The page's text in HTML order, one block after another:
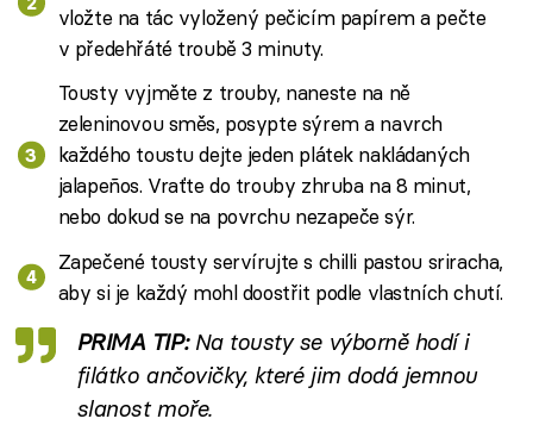
vložte na tác vyložený pečicím papírem a pečte
v předehřáté troubě 3 minuty.
Tousty vyjměte z trouby, naneste na ně
zeleninovou směs, posypte sýrem a navrch
každého toustu dejte jeden plátek nakládaných
jalapeños. Vraťte do trouby zhruba na 8 minut,
nebo dokud se na povrchu nezapeče sýr.
Zapečené tousty servírujte s chilli pastou sriracha,
aby si je každý mohl doostřit podle vlastních chutí.
PRIMA TIP:Na tousty se výborně hodí i
filátko ančovičky, které jim dodá jemnou
slanost moře.